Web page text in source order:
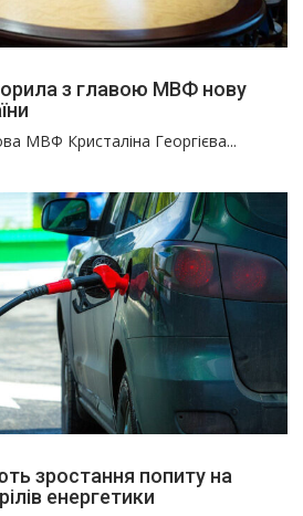
з главою МВФ нову
МВФ Кристаліна Георгієва...
зростання попиту на
енергетики